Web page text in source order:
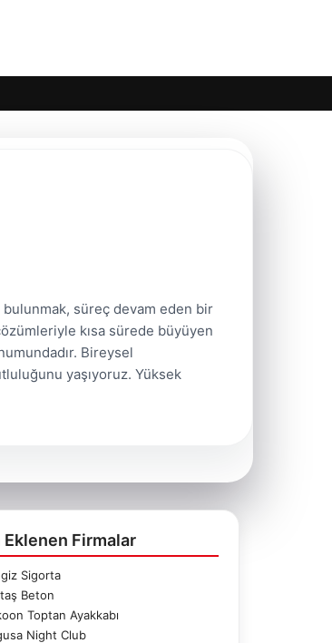
süreç devam eden bir
kısa sürede büyüyen
Bireysel
yaşıyoruz. Yüksek
Eklenen Firmalar
Sigorta
Beton
Toptan Ayakkabı
Night Club